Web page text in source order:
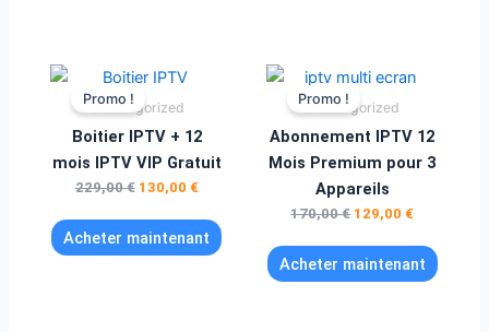
Promo !
Uncategorized
Boitier IPTV + 12
mois IPTV VIP Gratuit
229,00€
Le
initial
était :
229,00 €.
130,00 €
est :
130,00 €.
Acheter maintenant
Promo !
Uncategorized
Abonnement IPTV 12
Mois Premium pour 3
Appareils
170,00€
Le
initial
était :
170,00 €.
129,00 €
Le
est :
129,00 €.
Acheter maintenant